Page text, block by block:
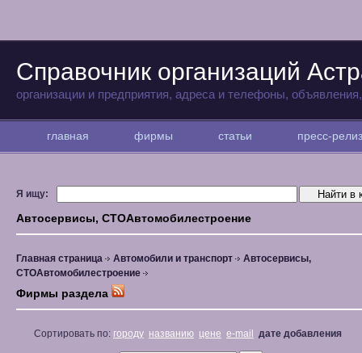
Справочник организаций
организации и предприятия, адреса и телефоны,
главная фирмы статьи пресс-
Я ищу:
Автосервисы, СТОАвтомобилестроение
Главная страница Автомобили и транспорт
Автосервисы,
СТОАвтомобилестроение
Фирмы раздела
Сортировать по: городу названию цене e-mail дате добавления